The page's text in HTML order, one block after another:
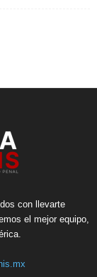
con llevarte
el mejor equipo,